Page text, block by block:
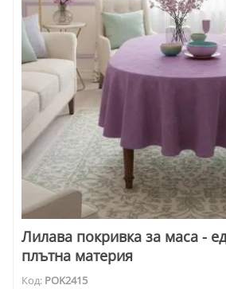
Лилава покривка за маса -
плътна материя
Код: POK2415